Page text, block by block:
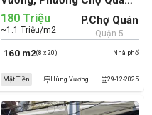
Quận 5 (cũ)
Nhà phố
160 m2(8 x 20)
180 Triệu
~1.1 Triệu/m2
P.Chợ Quán
Quận 5
29-12-2025
Mặt Tiền Hùng Vương